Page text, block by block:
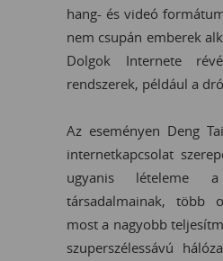
hang- és videó
nem csupán emberek
Dolgok Internete
rendszerek, például a
Az eseményen Deng
internetkapcsolat
ugyanis lételeme
társadalmainak, több
most a nagyobb
szuperszélessávú